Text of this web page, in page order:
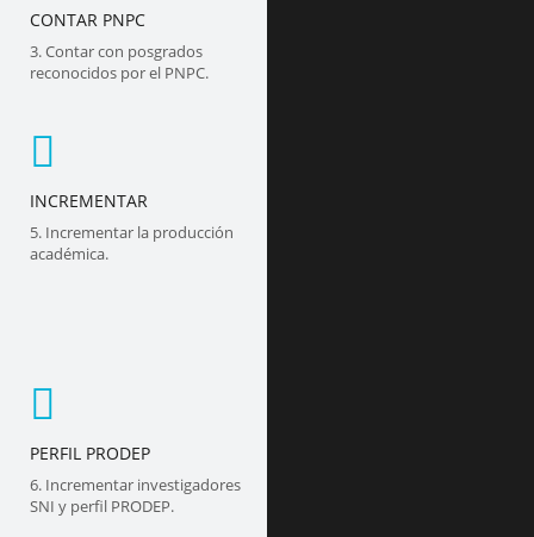
CONTAR PNPC
3. Contar con posgrados
reconocidos por el PNPC.
INCREMENTAR
5. Incrementar la producción
académica.
PERFIL PRODEP
6. Incrementar investigadores
SNI y perfil PRODEP.